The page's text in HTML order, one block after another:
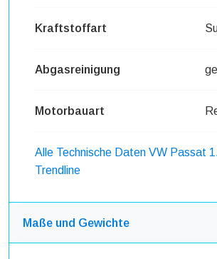
Kraftstoffart
Abgasreinigung
Motorbauart
Alle Technische Daten VW Passat
Trendline
Maße und Gewichte